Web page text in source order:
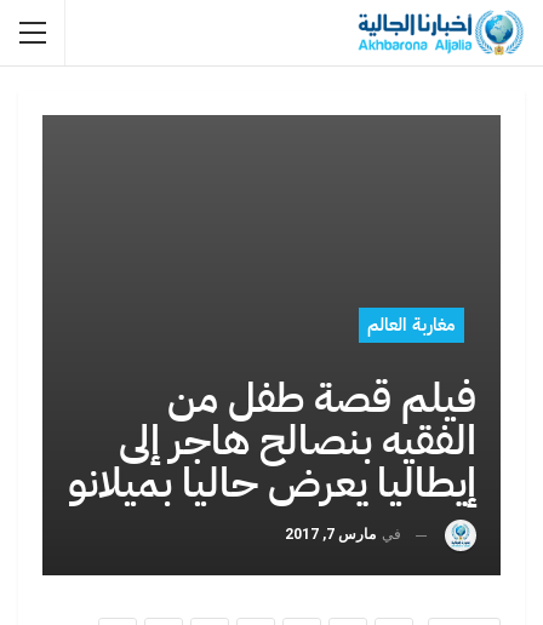
مغاربة العالم
فيلم قصة طفل من
الفقيه بنصالح هاجر إلى
إيطاليا يعرض حاليا بميلانو
في مارس 7, 2017